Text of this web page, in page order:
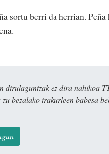
sortu berri da herrian.
dirulaguntzak ez dira nahikoa
bezalako irakurleen babesa